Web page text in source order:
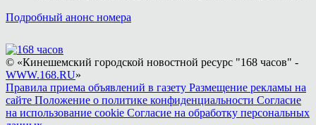
Подробный анонс номера
© «Кинешемский городской новостной ресурс "168 часов" -
WWW.168.RU»
Правила приема объявлений в газету Размещение рекламы на
сайте Положение о политике конфиденциальности Согласие
на использование cookie Согласие на обработку персональных